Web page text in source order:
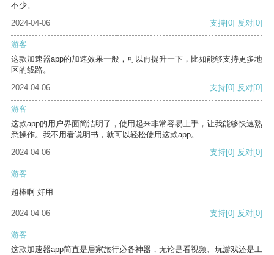
不少。
2024-04-06
支持[0] 反对[0]
游客
这款加速器app的加速效果一般，可以再提升一下，比如能够支持更多地
区的线路。
2024-04-06
支持[0] 反对[0]
游客
这款app的用户界面简洁明了，使用起来非常容易上手，让我能够快速熟
悉操作。我不用看说明书，就可以轻松使用这款app。
2024-04-06
支持[0] 反对[0]
游客
超棒啊 好用
2024-04-06 支持[0] 反对[0]
游客
这款加速器app简直是居家旅行必备神器，无论是看视频、玩游戏还是工